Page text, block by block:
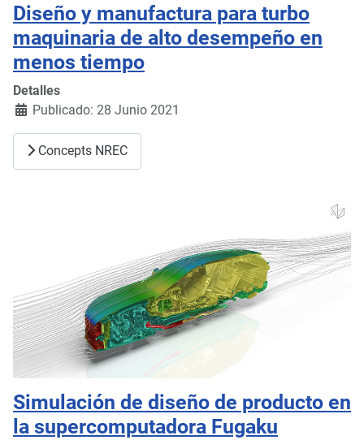
Diseño y manufactura para turbo
maquinaria de alto desempeño en
menos tiempo
Detalles
Publicado: 28 Junio 2021
Concepts NREC
Simulación de diseño de producto en
la supercomputadora Fugaku